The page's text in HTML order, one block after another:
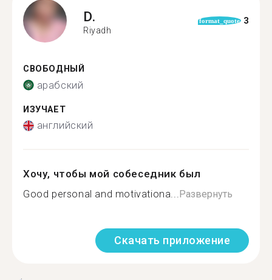
D.
Riyadh
format_quote 3
СВОБОДНЫЙ
арабский
ИЗУЧАЕТ
английский
Хочу, чтобы мой собеседник был
Good personal and motivationa...Развернуть
Скачать приложение